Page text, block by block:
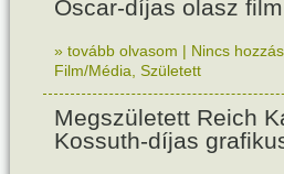
Oscar-díjas olasz
» tovább olvasom | Nincs
Film/Média Született
Megszületett Reich
Kossuth-díjas